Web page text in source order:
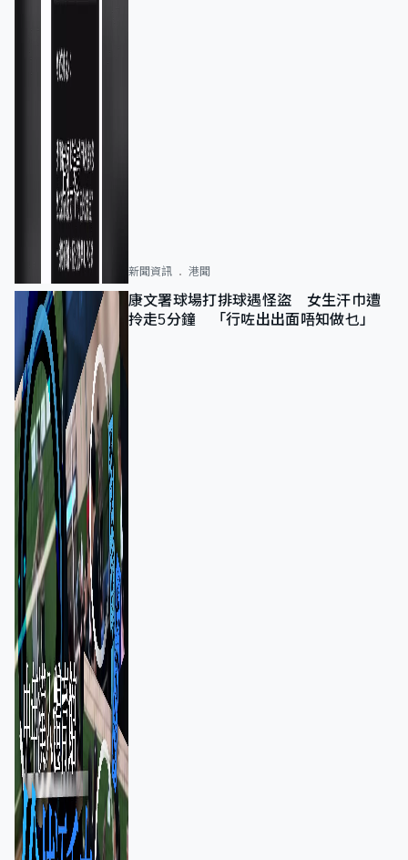
新聞資訊 港聞
康文署球場打排球遇怪盜 女生汗巾遭
拎走5分鐘 「行咗出出面唔知做乜」